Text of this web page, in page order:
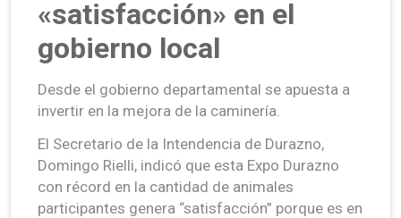
«satisfacción» en el
gobierno local
Desde el gobierno departamental se apuesta a
invertir en la mejora de la caminería.
El Secretario de la Intendencia de Durazno,
Domingo Rielli, indicó que esta Expo Durazno
con récord en la cantidad de animales
participantes genera “satisfacción” porque es en